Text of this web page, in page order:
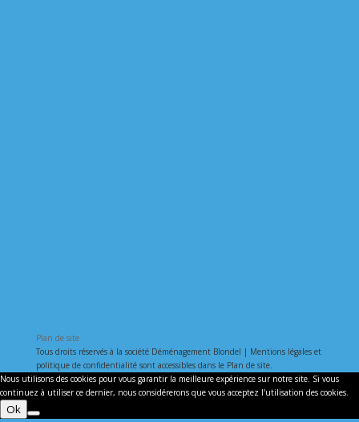
Plan de site
Tous droits réservés à la société Déménagement Blondel | Mentions légales et
politique de confidentialité sont accessibles dans le Plan de site.
Nous utilisons des cookies pour vous garantir la meilleure expérience sur notre site. Si vous
continuez à utiliser ce dernier, nous considérerons que vous acceptez l'utilisation des cookies.
Ok